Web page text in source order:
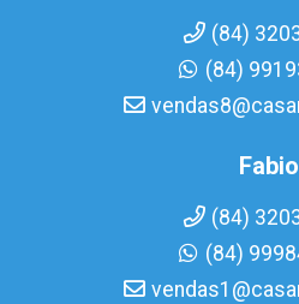
(84)
(84)
Fabio
(84)
(84)